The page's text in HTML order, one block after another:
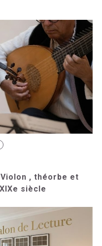
, théorbe et
siècle